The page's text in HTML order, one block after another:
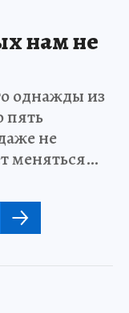
нам не
однажды из
пять
не
меняться…